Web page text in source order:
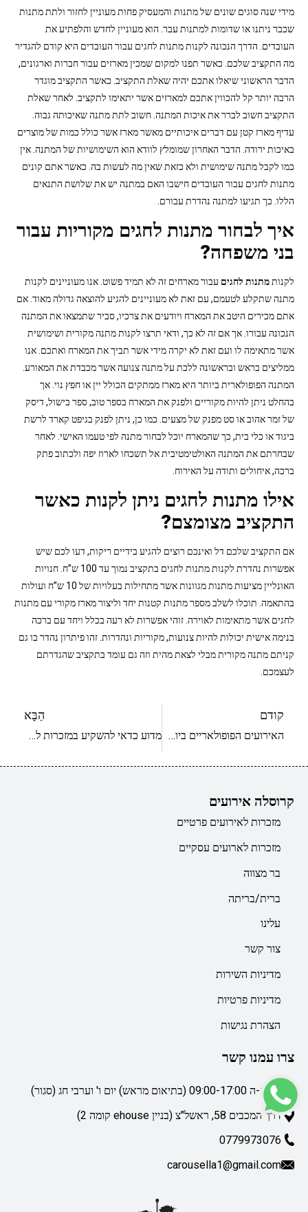
מידי שנה סוגים שונים של מתנות והמעסיק פחות מעוניין לחזור ולתת מתנות
שכבר ניתנו או שדומות למתנות עבר. הוא מעוניין לחדש והלפתיע את
העובדים. הדרך הנכונה לקנות מתנות לחגים עבור העובדים היא קודם להגדיר
מה התקציב שלכם. כאשר תפנו למקום שמכין מארזים עבור חברות וארגונים,
הדבר הראשוני שיאלו אתכם יהיה שאלת התקציב. כאשר התקציב מוגדר
הרבה יותר קל להכווין אתכם למארזים אשר יתאימו לתקציב. לאחר שאלת
התקציב חשוב לברר את איכות המתנה. חשוב לתת מתנה שאיכותה גבוה.
עדיף מארז קטן עם דברים איכותיים מאשר מארז אשר כולל כמות של מוצרים
באיכות ירודה. הדבר האחרון שמומלץ לוודא הוא השימושיות של המתנה. אין
כמו לקבל מתנה שימושית ולא כזאת שאין מה לעשות בה. כאשר אתם קונים
מתנות לחגים עבור העובדים חישבו האם במתנה יש את שלושת התנאים
הללו. כך תגיעו למתנה נהדרת עבורם.
איך לבחור מתנות לחגים מקוריות עבור
בני משפחה?
לקנותמתנות לחגים עבור מארחים זה לא תמיד פשוט. אנו מעוניינים לקנות
מתנה שתקלע לטעמם, עם זאת לא מעוניינים להגיע להוצאה גדולה מאוד. אם
אתם מכירים היטב את המארח ויודעים את צרכיו, סביר שתמצאו את המתנה
הנכונה עבורו. אך אם זה לא כך, ודאי תרצו לקנות מתנה מקורית ושימושית
אשר מתאימה לו ועם זאת לא יקרה מידי אשר תביך את המארח ואתכם. אנו
ממליצים בראש ובראשונה ללכת על מתנה צנועה אשר מכבדת את המאורע.
המתנה הפופולארית ביותר היא מארז ממתקים הכולל יין או חפץ נוי. אך
בהחלט ניתן להיות מקוריים ולפנק את המארח בספר טוב, ספר בישול, דיסק
של זמר אהוב או סט מפנק של מצעים. כמו כן, ניתן לפנק בגיפט קארד לרשת
ביגוד או כלי בית, כך שהמארח יוכל לבחור מתנה לפי טעמו האישי. לאחר
שבחרתם את המתנה האולטימטיבית אל תשכחו לארוז יפה ולכתוב פתק
ברכה, איחולים ותודה על האירוח.
אילו מתנות לחגים ניתן לקנות כאשר
התקציב מצומצם?
אם התקציב שלכם דל ואינכם רוצים להגיע בידיים ריקות, דעו לכם שיש
אפשרות נהדרת לקנות מתנות לחגים בתקציב נמוך עד 100 ש”ח. חנויות
האונליין מציעות מתנות מגוונות אשר מתחילות בעלויות של 10 ש”ח ועולות
בהתאמה. תוכלו לשלב מספר מתנות קטנות יחד וליצור מארז מקורי עם מתנות
לחגים אשר מתאימות לאוירה. זוהי אפשרות לא רעה בכלל ויחד עם ברכה
בנימה אישית יכולות להיות צנועות, מקוריות ונהדרות. זהו פיתרון נהדר בו גם
קניתם מתנה מקורית מבלי לצאת מהית וזה גם עומד בתקציב שהגדרתם
לעצמכם.
קודם
האירועים הפופולאריים ביותר להענקת מתנות
הַבָּא
מדוע כדאי להשקיע במזכרות לאירוע בת המצווה?
קרוסלה אירועים
מזכרות לאירועים פרטיים
מזכרות לארועים עסקיים
בר מצווה
ברית/בריתה
עלינו
צור קשר
מדיניות השירות
מדיניות פרטיות
הצהרת נגישות
צרו עמנו קשר
ימי א-ה 09:00-17:00 (בתיאום מראש) יום ו' וערבי חג (סגור)
דרך המכבים 58, ראשל"צ (בניין ehouse קומה 2)
0779973076
carousella1@gmail.com